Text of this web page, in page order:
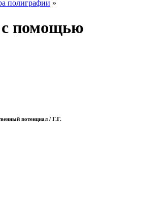
полиграфии »
с помощью
потенциал / Г.Г.